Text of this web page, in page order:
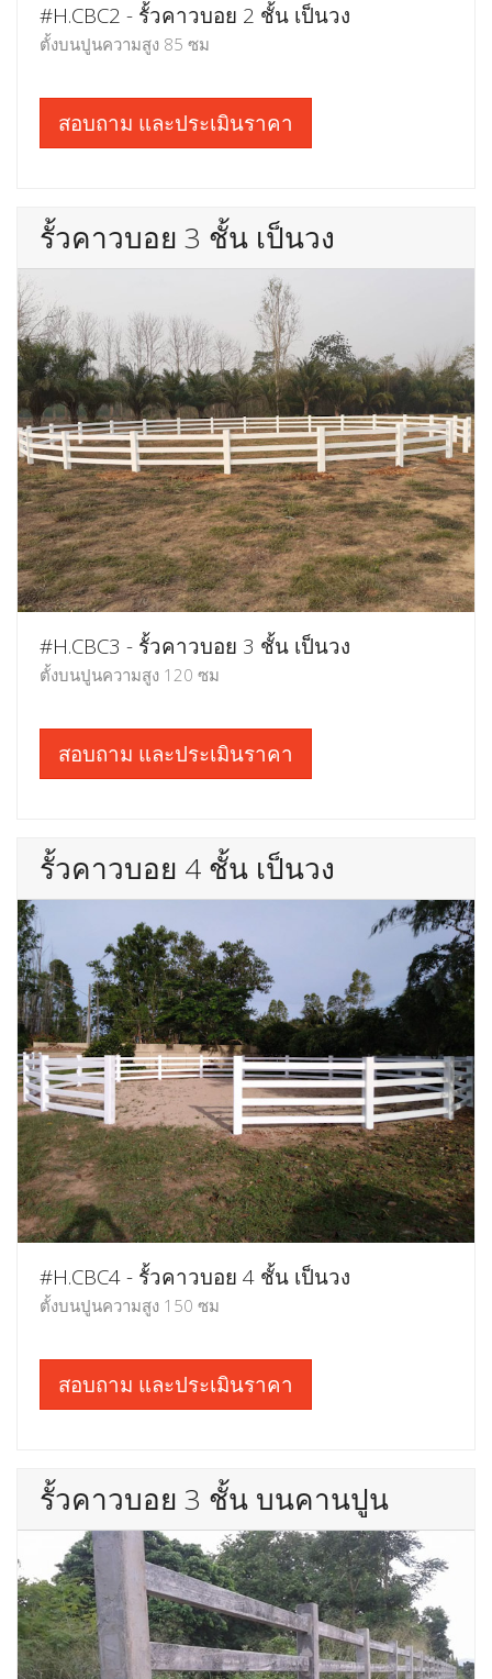
#H.CBC2 - รั้วคาวบอย 2 ชั้น เป็นวง
ตั้งบนปูนความสูง 85 ซม
สอบถาม และประเมินราคา
รั้วคาวบอย 3 ชั้น เป็นวง
#H.CBC3 - รั้วคาวบอย 3 ชั้น เป็นวง
ตั้งบนปูนความสูง 120 ซม
สอบถาม และประเมินราคา
รั้วคาวบอย 4 ชั้น เป็นวง
#H.CBC4 - รั้วคาวบอย 4 ชั้น เป็นวง
ตั้งบนปูนความสูง 150 ซม
สอบถาม และประเมินราคา
รั้วคาวบอย 3 ชั้น บนคานปูน